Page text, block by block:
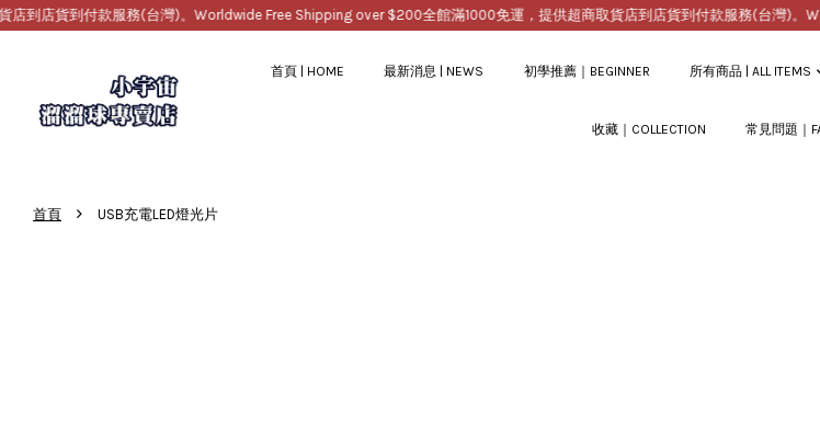
店貨到付款服務(台灣)。Worldwide Free Shipping over $200全館滿1000免運，提供超商取貨店到店貨到付款服務(台灣)。
首頁 | HOME 最新消息 | NEWS 初學推薦｜BEGINNER 所有商品 | ALL ITEMS
收藏｜COLLECTION 常見問題｜
首頁 › USB充電LED燈光片